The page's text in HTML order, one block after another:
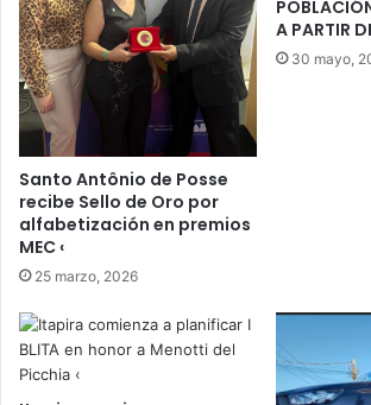
Santo Antônio de Posse
recibe Sello de Oro por
alfabetización en premios
MEC ‹
25 marzo, 2026
A PARTIR
30 mayo,